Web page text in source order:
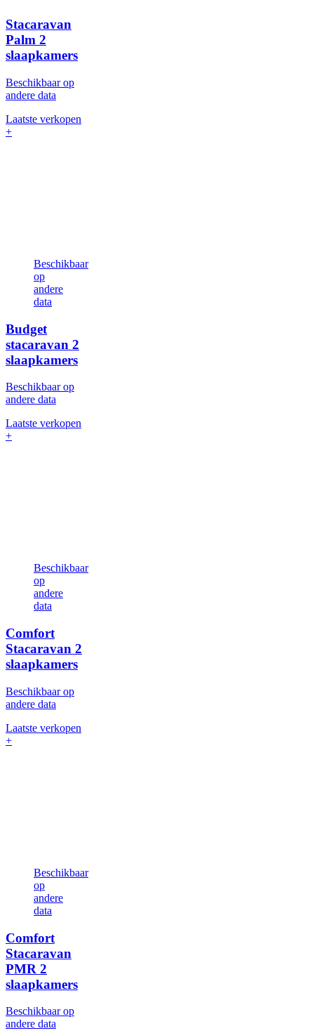
Stacaravan
Palm 2
slaapkamers
Beschikbaar op
andere data
Laatste verkopen
+
Beschikbaar
op
andere
data
Budget
stacaravan 2
slaapkamers
Beschikbaar op
andere data
Laatste verkopen
+
Beschikbaar
op
andere
data
Comfort
Stacaravan 2
slaapkamers
Beschikbaar op
andere data
Laatste verkopen
+
Beschikbaar
op
andere
data
Comfort
Stacaravan
PMR 2
slaapkamers
Beschikbaar op
andere data